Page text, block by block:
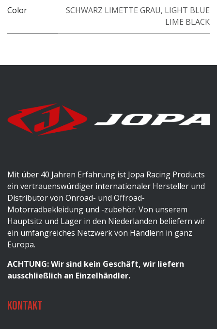
Color SCHWARZ LIMETTE GRAU, LIGHT BLUE
LIME BLACK
Mit über 40 Jahren Erfahrung ist Jopa Racing Products
ein vertrauenswürdiger internationaler Hersteller und
Distributor von Onroad- und Offroad-
Motorradbekleidung und -zubehör. Von unserem
Hauptsitz und Lager in den Niederlanden beliefern wir
ein umfangreiches Netzwerk von Händlern in ganz
Europa.
ACHTUNG: Wir sind kein Geschäft, wir liefern
ausschließlich an Einzelhändler.
Kontakt